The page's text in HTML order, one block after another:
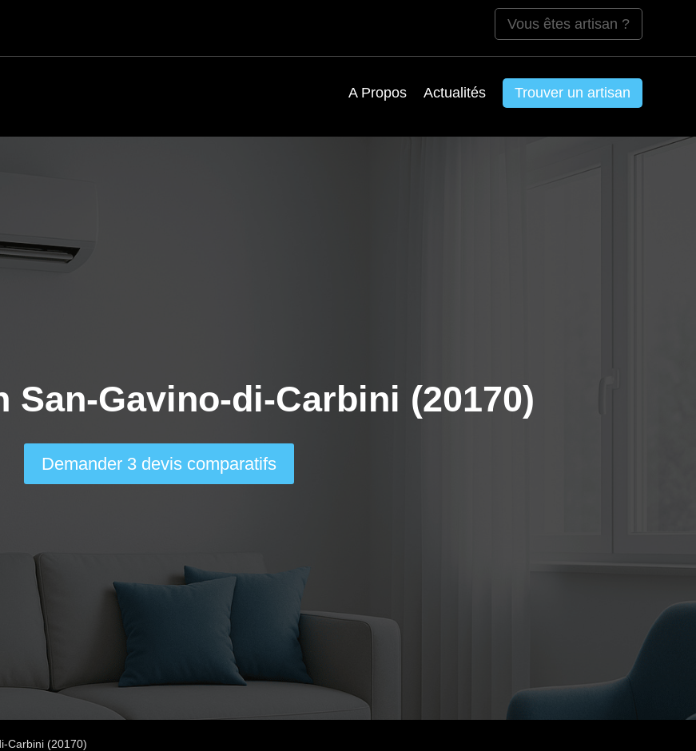
Vous êtes artisan ?
A Propos Actualités Trouver un artisan
San-Gavino-di-Carbini (20170)
Demander 3 devis comparatifs
Carbini (20170)